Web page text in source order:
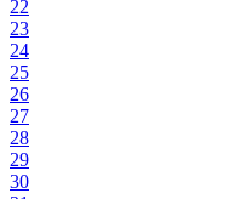
22
23
24
25
26
27
28
29
30